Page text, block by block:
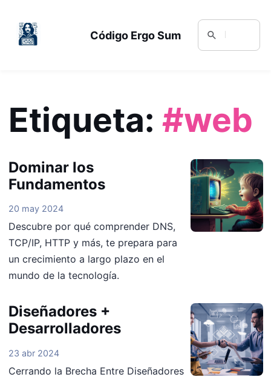
Código Ergo Sum
Etiqueta: #web
Dominar los
Fundamentos
20 may 2024
Descubre por qué comprender DNS,
TCP/IP, HTTP y más, te prepara para
un crecimiento a largo plazo en el
mundo de la tecnología.
Diseñadores +
Desarrolladores
23 abr 2024
Cerrando la Brecha Entre Diseñadores